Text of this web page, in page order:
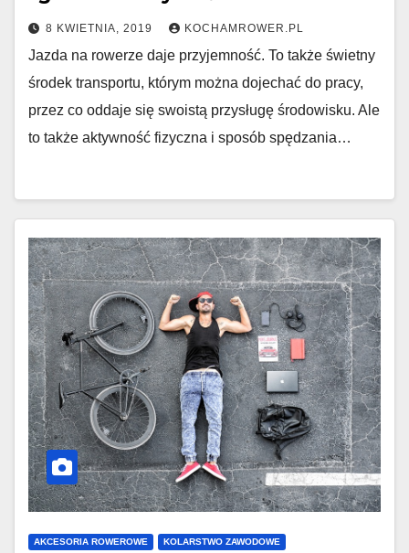
8 KWIETNIA, 2019 KOCHAMROWER.PL
Jazda na rowerze daje przyjemność. To także świetny
środek transportu, którym można dojechać do pracy,
przez co oddaje się swoistą przysługę środowisku. Ale
to także aktywność fizyczna i sposób spędzania…
AKCESORIA ROWEROWE KOLARSTWO ZAWODOWE